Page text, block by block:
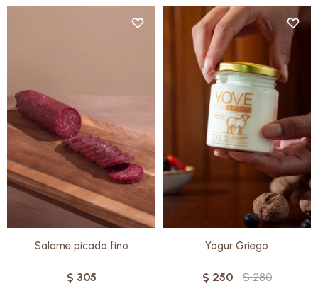
este salame es el reflejo de la
autenticidad y el esmero en
cada detalle.
Su proceso de curación, lento y
natural, le otorga un sabor
profundo, especiado y
perfectamente equilibrado.
Sin gluten.
Salame picado fino
$ 305
¡Nuevo formato!
Elaborado con leche de oveja
de la más alta calidad, el Yogur
Griego se distingue por su
sabor y su consistencia espesa,
resultado de un proceso de
filtrado que concentra
proteínas y nutrientes.
Sin azúcar. Sin glúten.
Conservar: 4/5°
Yogur Griego
$ 250 $ 280